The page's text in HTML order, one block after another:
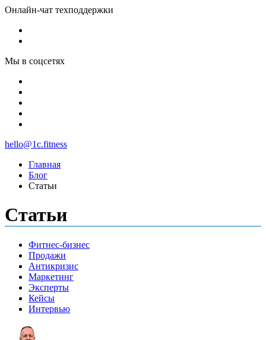
Онлайн-чат техподдержки
Мы в соцсетях
hello@1c.fitness
Главная
Блог
Статьи
Статьи
Фитнес-бизнес
Продажи
Антикризис
Маркетинг
Эксперты
Кейсы
Интервью